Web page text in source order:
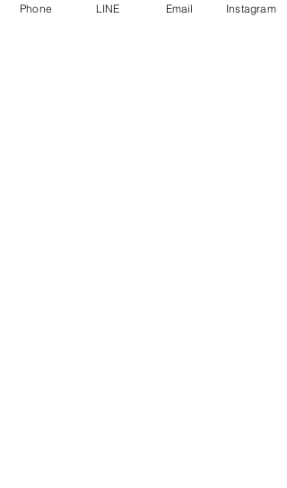
Phone LINE Email Instagram